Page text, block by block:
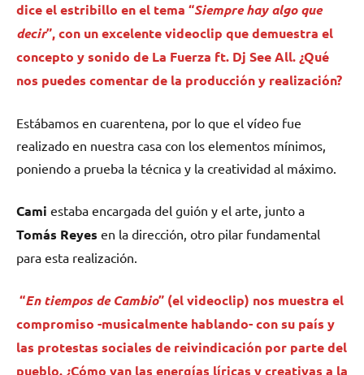
dice el estribillo en el tema “Siempre hay algo que
decir”, con un excelente videoclip que demuestra el
concepto y sonido de La Fuerza ft. Dj See All. ¿Qué
nos puedes comentar de la producción y realización?
Estábamos en cuarentena, por lo que el vídeo fue
realizado en nuestra casa con los elementos mínimos,
poniendo a prueba la técnica y la creatividad al máximo.
Cami estaba encargada del guión y el arte, junto a
Tomás Reyes en la dirección, otro pilar fundamental
para esta realización.
“En tiempos de Cambio” (el videoclip) nos muestra el
compromiso -musicalmente hablando- con su país y
las protestas sociales de reivindicación por parte del
pueblo. ¿Cómo van las energías líricas y creativas a la